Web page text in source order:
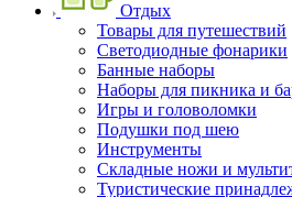
Отдых
Товары для путешествий
Светодиодные фонарики
Банные наборы
Наборы для пикника и
Игры и головоломки
Подушки под шею
Инструменты
Складные ножи и
Туристические